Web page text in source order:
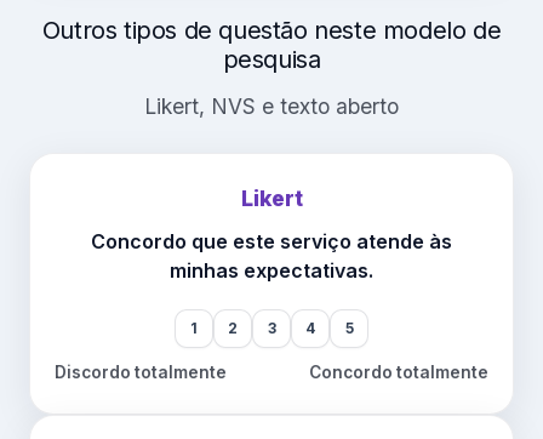
Outros tipos de questão neste modelo de
pesquisa
Likert, NVS e texto aberto
Likert
Concordo que este serviço atende às
minhas expectativas.
1 2 3 4 5
Discordo totalmente Concordo totalmente